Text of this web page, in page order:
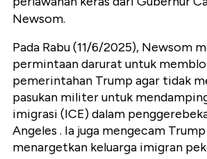
Newsom.
Pada Rabu (11/6/2025), Newsom
permintaan darurat untuk
pemerintahan Trump agar tidak
pasukan militer untuk
imigrasi (ICE) dalam
Angeles . Ia juga mengecam
menargetkan keluarga imigran